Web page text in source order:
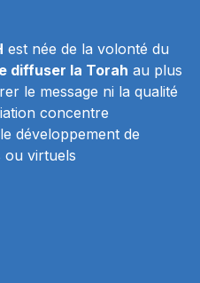
est née de la volonté du
diffuser la Torah au plus
le message ni la qualité
concentre
développement de
ou virtuels